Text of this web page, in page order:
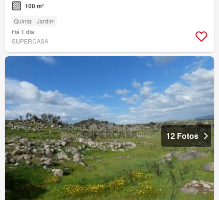
100 m²
Quintal Jardim
Há 1 dia
SUPERCASA
12 Fotos